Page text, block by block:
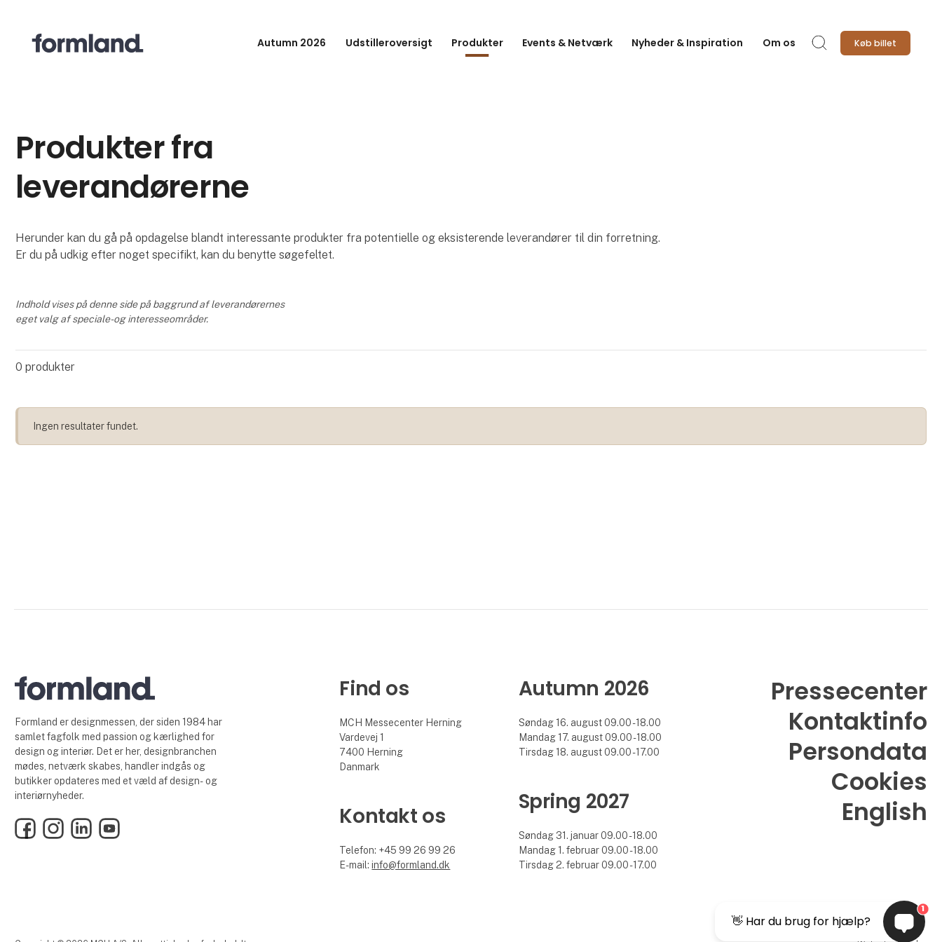
Autumn 2026 Udstilleroversigt Produkter Events & Netværk Nyheder & Inspiration Om os Søg Køb billet
Produkter fra
leverandørerne
Herunder kan du gå på opdagelse blandt interessante produkter fra potentielle og eksisterende leverandører til din forretning.
Er du på udkig efter noget specifikt, kan du benytte søgefeltet.
Indhold vises på denne side på baggrund af leverandørernes
eget valg af speciale- og interesseområder.
0 produkter
Ingen resultater fundet.
Formland er designmessen, der siden 1984 har
samlet fagfolk med passion og kærlighed for
design og interiør. Det er her, designbranchen
mødes, netværk skabes, handler indgås og
butikker opdateres med et væld af design- og
interiørnyheder.
FacebookInstagramLinkedInYouTube
Find os
MCH Messecenter Herning
Vardevej 1
7400 Herning
Danmark
Kontakt os
Telefon: +45 99 26 99 26
E-mail:info@formland.dk
Autumn 2026
Søndag 16. august 09.00 - 18.00
Mandag 17. august 09.00 - 18.00
Tirsdag 18. august 09.00 - 17.00
Spring 2027
Søndag 31. januar 09.00 - 18.00
Mandag 1. februar 09.00 - 18.00
Tirsdag 2. februar 09.00 - 17.00
Pressecenter
Kontaktinfo
Persondata
Cookies
English
👋 Har du brug for hjælp?
1